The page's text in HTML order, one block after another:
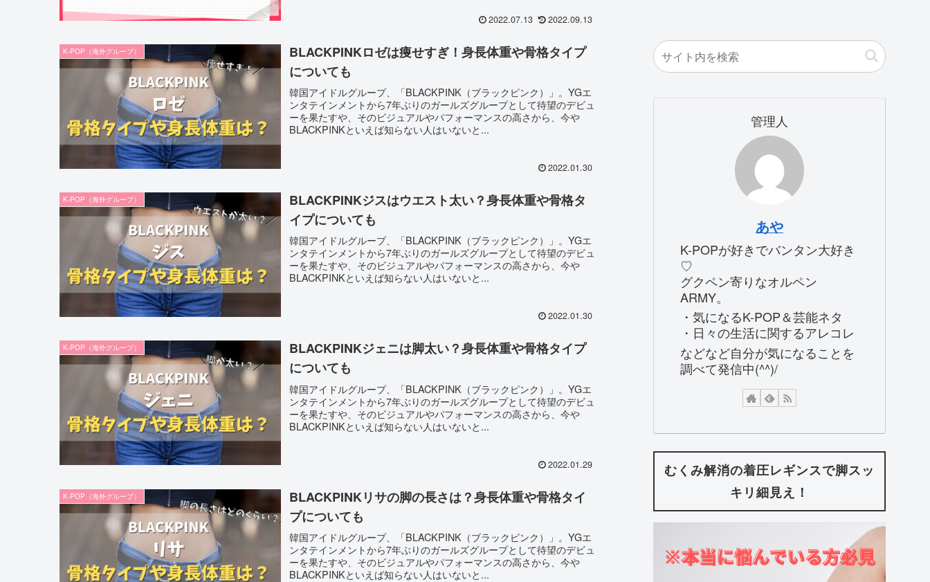
2022.07.13 2022.09.13
K-POP（海外グループ）
BLACKPINKロゼは痩せすぎ！身長体重や骨格タイプ
についても
韓国アイドルグループ、「BLACKPINK（ブラックピンク）」。YGエ
ンタテインメントから7年ぶりのガールズグループとして待望のデビュ
ーを果たすや、そのビジュアルやパフォーマンスの高さから、今や
BLACKPINKといえば知らない人はいないと...
2022.01.30
K-POP（海外グループ）
BLACKPINKジスはウエスト太い？身長体重や骨格タ
イプについても
韓国アイドルグループ、「BLACKPINK（ブラックピンク）」。YGエ
ンタテインメントから7年ぶりのガールズグループとして待望のデビュ
ーを果たすや、そのビジュアルやパフォーマンスの高さから、今や
BLACKPINKといえば知らない人はいないと...
2022.01.30
K-POP（海外グループ）
BLACKPINKジェニは脚太い？身長体重や骨格タイプ
についても
韓国アイドルグループ、「BLACKPINK（ブラックピンク）」。YGエ
ンタテインメントから7年ぶりのガールズグループとして待望のデビュ
ーを果たすや、そのビジュアルやパフォーマンスの高さから、今や
BLACKPINKといえば知らない人はいないと...
2022.01.29
K-POP（海外グループ）
BLACKPINKリサの脚の長さは？身長体重や骨格タイ
プについても
韓国アイドルグループ、「BLACKPINK（ブラックピンク）」。YGエ
ンタテインメントから7年ぶりのガールズグループとして待望のデビュ
ーを果たすや、そのビジュアルやパフォーマンスの高さから、今や
BLACKPINKといえば知らない人はいないと...
管理人
あや
K-POPが好きでバンタン大好き
♡
グクペン寄りなオルペン
ARMY。
・気になるK-POP＆芸能ネタ
・日々の生活に関するアレコレ
などなど自分が気になることを
調べて発信中(^^)/
むくみ解消の着圧レギンスで脚スッ
キリ細見え！